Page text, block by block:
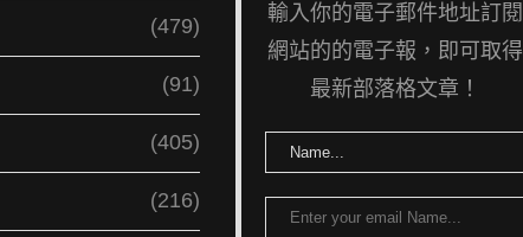
(479)
(91)
(405)
(216)
輸入你的電子郵件地址訂閱
網站的的電子報，即可取得
最新部落格文章！